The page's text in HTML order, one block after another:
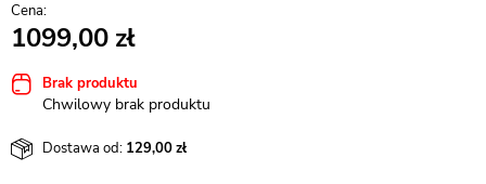
1099,00
Brak produktu
Chwilowy brak produktu
Dostawa od: 129,00